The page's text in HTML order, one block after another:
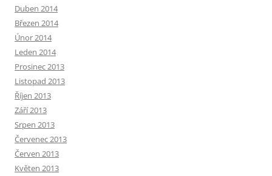
Duben 2014
Březen 2014
Únor 2014
Leden 2014
Prosinec 2013
Listopad 2013
Říjen 2013
Září 2013
Srpen 2013
Červenec 2013
Červen 2013
Květen 2013